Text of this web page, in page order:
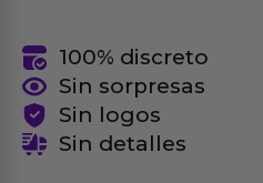
100% discreto
Sin sorpresas
Sin logos
Sin detalles